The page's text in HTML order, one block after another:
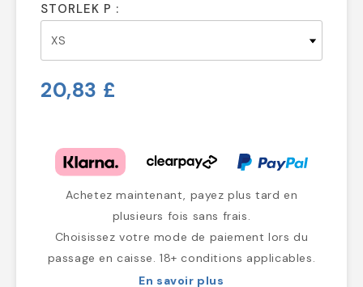
STORLEK P :
20,83 £
Achetez maintenant, payez plus tard en
plusieurs fois sans frais.
Choisissez votre mode de paiement lors du
passage en caisse. 18+ conditions applicables.
En savoir plus